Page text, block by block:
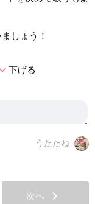
しょう！
下げる
うたたね
次へ chevron_right